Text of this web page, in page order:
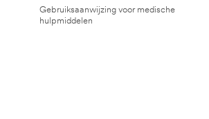
Gebruiksaanwijzing voor medische
hulpmiddelen